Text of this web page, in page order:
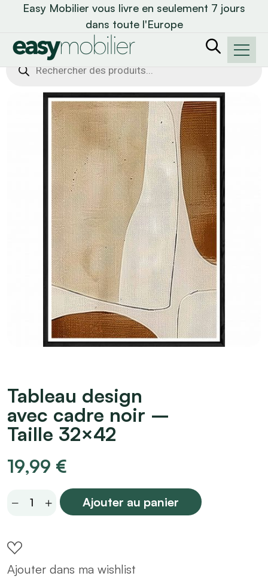
Easy Mobilier vous livre en seulement 7 jours
dans toute l'Europe
Recherche
de
Tableau design
avec cadre noir –
Taille 32×42
19,99 €
Tableau
cadre
noir
Ajouter au panier
Ajouter dans ma wishlist